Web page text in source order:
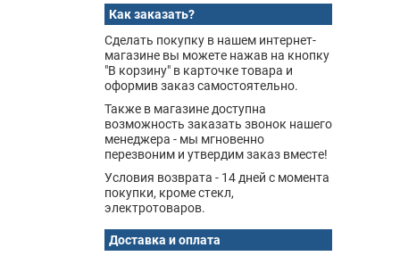
Как заказать?
Сделать покупку в нашем интернет-
магазине вы можете нажав на кнопку
"В корзину" в карточке товара и
оформив заказ самостоятельно.
Также в магазине доступна
возможность заказать звонок нашего
менеджера - мы мгновенно
перезвоним и утвердим заказ вместе!
Условия возврата - 14 дней с момента
покупки, кроме стекл,
электротоваров.
Доставка и оплата